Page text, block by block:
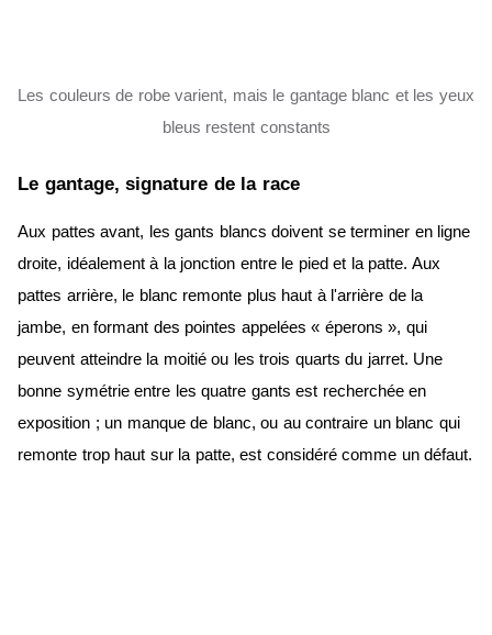
Les couleurs de robe varient, mais le gantage blanc et les yeux
bleus restent constants
Le gantage, signature de la race
Aux pattes avant, les gants blancs doivent se terminer en ligne
droite, idéalement à la jonction entre le pied et la patte. Aux
pattes arrière, le blanc remonte plus haut à l'arrière de la
jambe, en formant des pointes appelées « éperons », qui
peuvent atteindre la moitié ou les trois quarts du jarret. Une
bonne symétrie entre les quatre gants est recherchée en
exposition ; un manque de blanc, ou au contraire un blanc qui
remonte trop haut sur la patte, est considéré comme un défaut.